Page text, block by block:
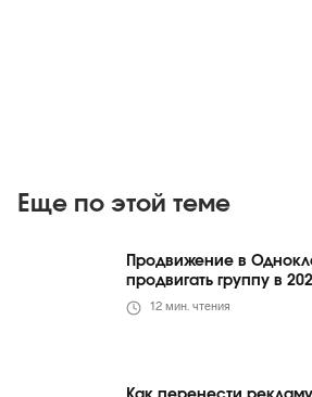
Еще по этой теме
Продвижение в
продвигать группу в
12 мин. чтения